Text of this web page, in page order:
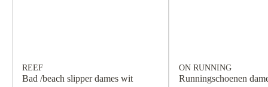
REEF
Bad /beach slipper dames wit
ON RUNNING
Runningschoenen